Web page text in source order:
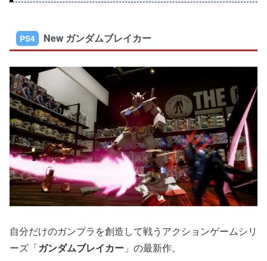
PS4 New ガンダムブレイカー
自分だけのガンプラを創造して戦うアクションゲームシリ
ーズ「ガンダムブレイカー 」の最新作。